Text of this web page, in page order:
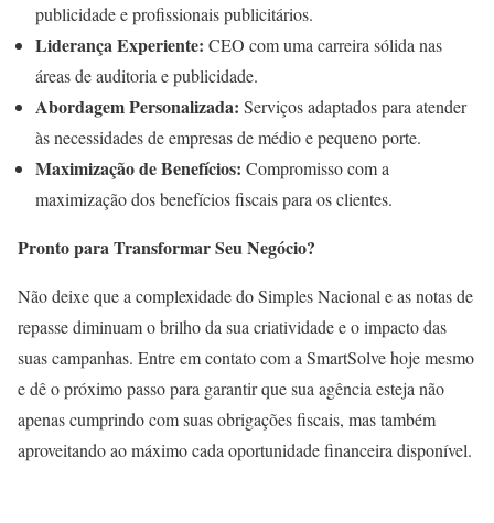
publicidade e profissionais publicitários.
Liderança Experiente: CEO com uma carreira sólida nas
áreas de auditoria e publicidade.
Abordagem Personalizada: Serviços adaptados para atender
às necessidades de empresas de médio e pequeno porte.
Maximização de Benefícios: Compromisso com a
maximização dos benefícios fiscais para os clientes.
Pronto para Transformar Seu Negócio?
Não deixe que a complexidade do Simples Nacional e as notas de
repasse diminuam o brilho da sua criatividade e o impacto das
suas campanhas. Entre em contato com a SmartSolve hoje mesmo
e dê o próximo passo para garantir que sua agência esteja não
apenas cumprindo com suas obrigações fiscais, mas também
aproveitando ao máximo cada oportunidade financeira disponível.